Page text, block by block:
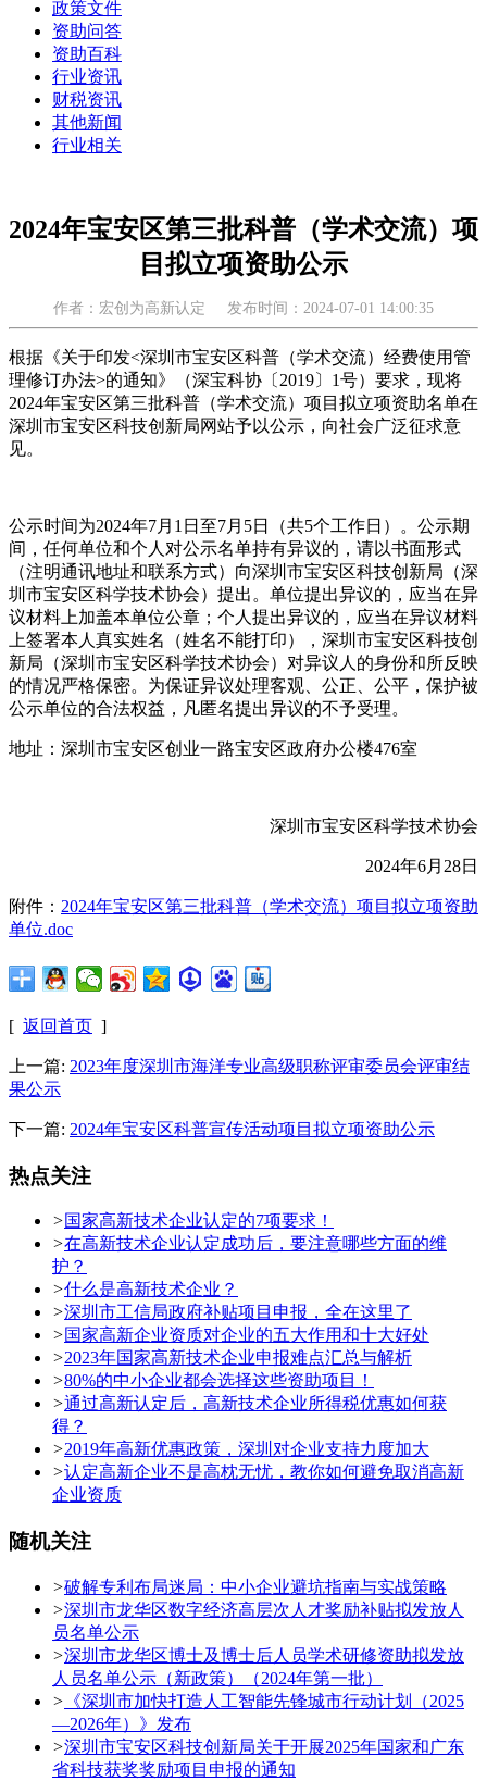
政策文件
资助问答
资助百科
行业资讯
财税资讯
其他新闻
行业相关
2024年宝安区第三批科普（学术交流）项
目拟立项资助公示
作者：宏创为高新认定 发布时间：2024-07-01 14:00:35
根据《关于印发<深圳市宝安区科普（学术交流）经费使用管
理修订办法>的通知》（深宝科协〔2019〕1号）要求，现将
2024年宝安区第三批科普（学术交流）项目拟立项资助名单在
深圳市宝安区科技创新局网站予以公示，向社会广泛征求意
见。
公示时间为2024年7月1日至7月5日（共5个工作日）。公示期
间，任何单位和个人对公示名单持有异议的，请以书面形式
（注明通讯地址和联系方式）向深圳市宝安区科技创新局（深
圳市宝安区科学技术协会）提出。单位提出异议的，应当在异
议材料上加盖本单位公章；个人提出异议的，应当在异议材料
上签署本人真实姓名（姓名不能打印），深圳市宝安区科技创
新局（深圳市宝安区科学技术协会）对异议人的身份和所反映
的情况严格保密。为保证异议处理客观、公正、公平，保护被
公示单位的合法权益，凡匿名提出异议的不予受理。
地址：深圳市宝安区创业一路宝安区政府办公楼476室
深圳市宝安区科学技术协会
2024年6月28日
附件： 2024年宝安区第三批科普（学术交流）项目拟立项资助
单位.doc
[ 返回首页 ]
上一篇: 2023年度深圳市海洋专业高级职称评审委员会评审结
果公示
下一篇: 2024年宝安区科普宣传活动项目拟立项资助公示
热点关注
>国家高新技术企业认定的7项要求！
>在高新技术企业认定成功后，要注意哪些方面的维
护？
>什么是高新技术企业？
>深圳市工信局政府补贴项目申报，全在这里了
>国家高新企业资质对企业的五大作用和十大好处
>2023年国家高新技术企业申报难点汇总与解析
>80%的中小企业都会选择这些资助项目！
>通过高新认定后，高新技术企业所得税优惠如何获
得？
>2019年高新优惠政策，深圳对企业支持力度加大
>认定高新企业不是高枕无忧，教你如何避免取消高新
企业资质
随机关注
>破解专利布局迷局：中小企业避坑指南与实战策略
>深圳市龙华区数字经济高层次人才奖励补贴拟发放人
员名单公示
>深圳市龙华区博士及博士后人员学术研修资助拟发放
人员名单公示（新政策）（2024年第一批）
> 《深圳市加快打造人工智能先锋城市行动计划（2025
—2026年）》发布
>深圳市宝安区科技创新局关于开展2025年国家和广东
省科技获奖奖励项目申报的通知